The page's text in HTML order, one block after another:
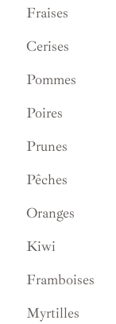
Fraises
Cerises
Pommes
Poires
Prunes
Pêches
Oranges
Kiwi
Framboises
Myrtilles